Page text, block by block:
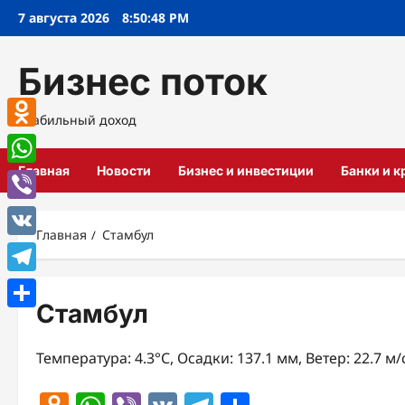
Перейти
7 августа 2026 8:50:48 PM
Бизнес поток
Стабильный доход
Главная Новости Бизнес и инвестиции Банки и
Главная Стамбул
Стамбул
Температура: 4.3°C, Осадки: 137.1 мм, Ветер: 22.7
Odnoklassniki
WhatsApp
Viber
VK
Telegram
Отправить